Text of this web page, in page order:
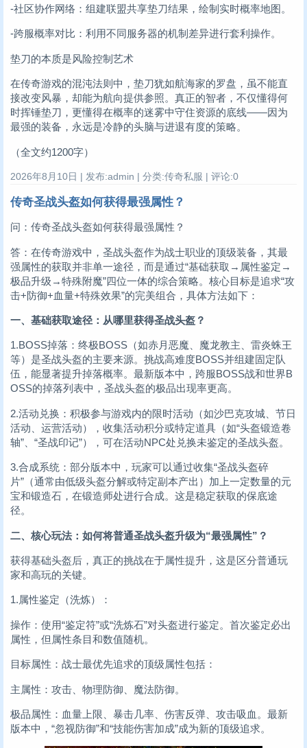
-社区协作网络：组建联盟共享垫刀结果，绘制实时概率地图。
-跨服概率对比：利用不同服务器的机制差异进行套利操作。
垫刀的本质是风险控制艺术
在传奇游戏的混沌法则中，垫刀犹如航海家的罗盘，虽不能直
接改变风暴，却能为航向提供参照。真正的智者，不仅懂得何
时挥锤垫刀，更懂得在概率的迷雾中守住资源的底线——因为
最强的装备，永远是冷静的头脑与进退有度的策略。
（全文约1200字）
2026年8月10日 | 发布:admin | 分类:传奇私服 | 评论:0
传奇圣战头盔如何获得最强属性？
问：传奇圣战头盔如何获得最强属性？
答：在传奇游戏中，圣战头盔作为战士职业的顶级装备，其最
强属性的获取并非单一途径，而是通过“基础获取→属性鉴定→
极品升级→特殊附魔”四位一体的综合策略。核心目标是追求“攻
击+防御+血量+特殊效果”的完美组合，具体方法如下：
一、基础获取途径：从哪里获得圣战头盔？
1.BOSS掉落：终极BOSS（如赤月恶魔、魔龙教主、雷炎蛛王
等）是圣战头盔的主要来源。挑战高难度BOSS并组建固定队
伍，能显著提升掉落概率。最新版本中，跨服BOSS战和世界B
OSS的掉落列表中，圣战头盔的极品出现率更高。
2.活动兑换：积极参与游戏内的限时活动（如沙巴克攻城、节日
活动、运营活动），收集活动积分或特定道具（如“头盔锻造卷
轴”、“圣战印记”），可在活动NPC处兑换未鉴定的圣战头盔。
3.合成系统：部分版本中，玩家可以通过收集“圣战头盔碎
片”（通常由低级头盔分解或特定副本产出）加上一定数量的元
宝和锻造石，在锻造师处进行合成。这是稳定获取的保底途
径。
二、核心玩法：如何将普通圣战头盔升级为“最强属性”？
获得基础头盔后，真正的挑战在于属性提升，这是区分普通玩
家和高玩的关键。
1.属性鉴定（洗炼）：
操作：使用“鉴定符”或“洗炼石”对头盔进行鉴定。首次鉴定必出
属性，但属性条目和数值随机。
目标属性：战士最优先追求的顶级属性包括：
主属性：攻击、物理防御、魔法防御。
极品属性：血量上限、暴击几率、伤害反弹、攻击吸血。最新
版本中，“忽视防御”和“技能伤害加成”成为新的顶级追求。